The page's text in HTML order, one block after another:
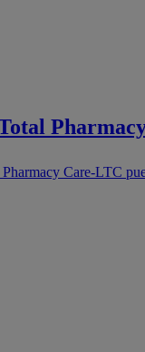
Care-LTC